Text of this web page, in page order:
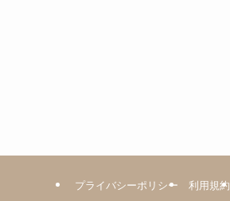
プライバシーポリシー 利用規約